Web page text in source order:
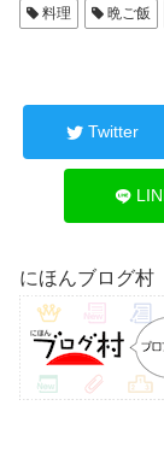
料理 晩ご飯
Twitter
にほんブログ村